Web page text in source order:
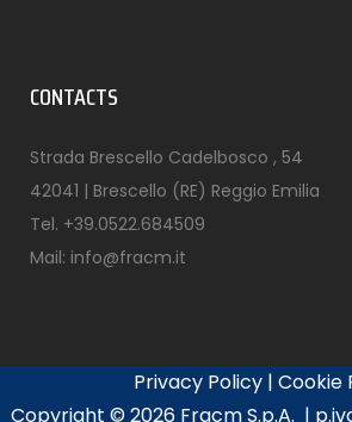
CONTACTS
Strada Brescello Cadelbosco , 54
42041 | Brescello (RE) Reggio Emilia
Tel. +39.0522.684509
Mail: info@fracm.it
Privacy Policy| Cookie
Copyright © 2026 Fracm S.p.A. |